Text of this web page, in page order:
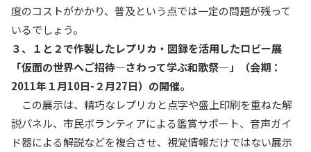
度のコストがかかり、普及という点では一定の問題が残って
いるでしょう。
３、１と２で作製したレプリカ・図録を活用したロビー展
「仮面の世界へご招待―さわって学ぶ和歌祭―」（会期：
2011年１月10日-２月27日）の開催。
この展示は、精巧なレプリカと点字や盛上印刷を重ねた解
説パネル、市民ボランティアによる鑑賞サポート、音声ガイ
ド器による解説などを複合させ、視覚情報だけではない展示